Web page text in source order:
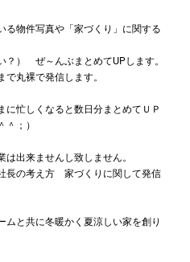
る物件写真や「家づくり」に関する
？） ぜ～んぶまとめてUPします。
丸裸で発信します。
忙しくなると数日分まとめてＵＰ
；）
出来ませんし致しません。
長の考え方 家づくりに関して発信
と共に冬暖かく夏涼しい家を創り